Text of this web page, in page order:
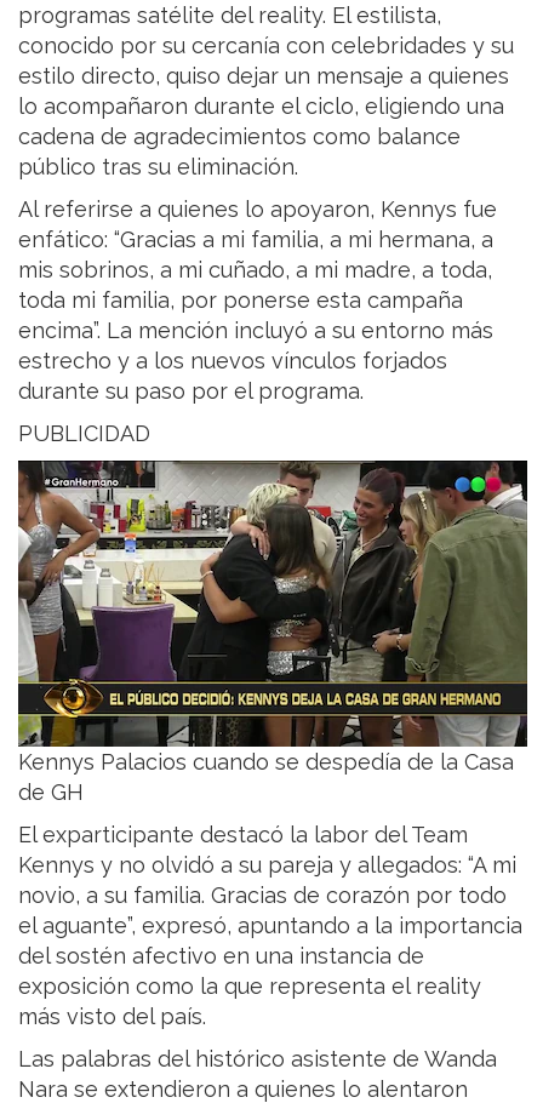
programas satélite del reality. El estilista,
conocido por su cercanía con celebridades y su
estilo directo, quiso dejar un mensaje a quienes
lo acompañaron durante el ciclo, eligiendo una
cadena de agradecimientos como balance
público tras su eliminación.
Al referirse a quienes lo apoyaron, Kennys fue
enfático: “Gracias a mi familia, a mi hermana, a
mis sobrinos, a mi cuñado, a mi madre, a toda,
toda mi familia, por ponerse esta campaña
encima”. La mención incluyó a su entorno más
estrecho y a los nuevos vínculos forjados
durante su paso por el programa.
PUBLICIDAD
Kennys Palacios cuando se despedía de la Casa
de GH
El exparticipante destacó la labor del Team
Kennys y no olvidó a su pareja y allegados: “A mi
novio, a su familia. Gracias de corazón por todo
el aguante”, expresó, apuntando a la importancia
del sostén afectivo en una instancia de
exposición como la que representa el reality
más visto del país.
Las palabras del histórico asistente de Wanda
Nara se extendieron a quienes lo alentaron